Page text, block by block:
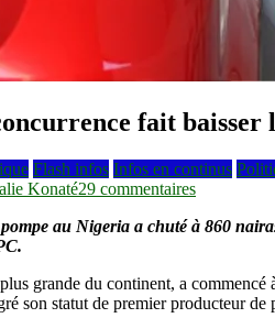
fait baisser
Flash infos Infos en continus
Konaté29 commentairessur
Nigeria,
fait
baisser
pompe au Nigeria a chuté à 860
grande du continent, a commencé
son statut de premier producteur de